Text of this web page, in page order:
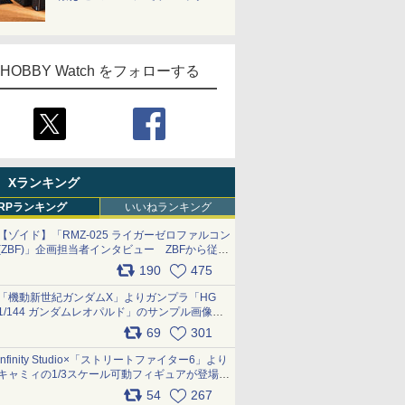
HOBBY Watch をフォローする
Xランキング
ランキング いいねランキング
ゾイド】「RMZ-025 ライガーゼロファルコン
」企画担当者インタビュー ZBFから従来
ザインまで再現可能なボリューム満点のキッ
ト pic.x.com/6zOqQAQKkX
190 475
機動新世紀ガンダムX」よりガンプラ「HG
144 ガンダムレオパルド」のサンプル画像が
69 301
Studio×「ストリートファイター6」より
ャミィの1/3スケール可動フィギュアが登場
54 267